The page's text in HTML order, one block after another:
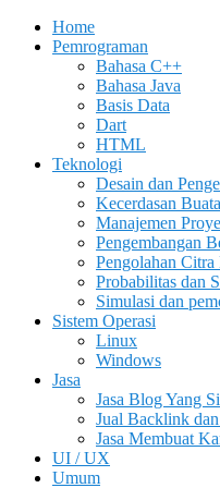
Home
Pemrograman
Bahasa C++
Bahasa Java
Basis Data
Dart
HTML
Teknologi
Desain dan
Kecerdasan
Manajemen
Pengembangan
Pengolahan
Probabilitas dan
Simulasi dan
Sistem Operasi
Linux
Windows
Jasa
Jasa Blog Yang
Jual Backlink
Jasa Membuat
UI / UX
Umum